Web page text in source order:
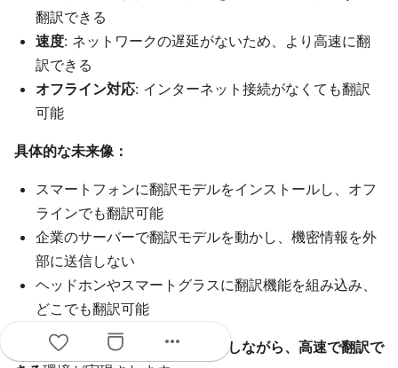
翻訳できる
速度: ネットワークの遅延がないため、より高速に翻
訳できる
オフライン対応: インターネット接続がなくても翻訳
可能
具体的な未来像：
スマートフォンに翻訳モデルをインストールし、オフ
ラインでも翻訳可能
企業のサーバーで翻訳モデルを動かし、機密情報を外
部に送信しない
ヘッドホンやスマートグラスに翻訳機能を組み込み、
どこでも翻訳可能
これにより、
プライバシーを保護しながら、高速で翻訳で
more_horiz